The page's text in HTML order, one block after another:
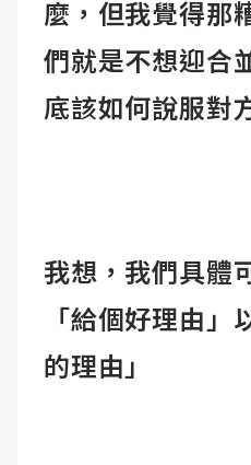
麼，但我覺得那
們就是不想迎合
底該如何說服對
我想，我們具體
「給個好理由」
的理由」